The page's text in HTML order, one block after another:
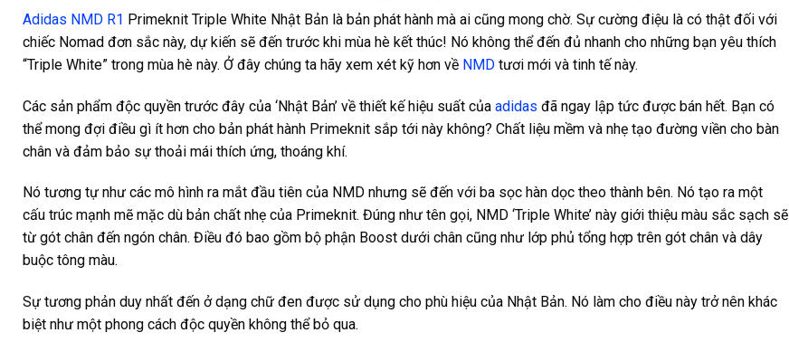
Adidas NMD R1 Primeknit Triple White Nhật Bản là bản phát hành mà ai cũng mong chờ. Sự cường điệu là có thật đối với
chiếc Nomad đơn sắc này, dự kiến ​​sẽ đến trước khi mùa hè kết thúc! Nó không thể đến đủ nhanh cho những bạn yêu thích
“Triple White” trong mùa hè này. Ở đây chúng ta hãy xem xét kỹ hơn về NMD tươi mới và tinh tế này.
Các sản phẩm độc quyền trước đây của ‘Nhật Bản’ về thiết kế hiệu suất của adidas đã ngay lập tức được bán hết. Bạn có
thể mong đợi điều gì ít hơn cho bản phát hành Primeknit sắp tới này không? Chất liệu mềm và nhẹ tạo đường viền cho bàn
chân và đảm bảo sự thoải mái thích ứng, thoáng khí.
Nó tương tự như các mô hình ra mắt đầu tiên của NMD nhưng sẽ đến với ba sọc hàn dọc theo thành bên. Nó tạo ra một
cấu trúc mạnh mẽ mặc dù bản chất nhẹ của Primeknit. Đúng như tên gọi, NMD ‘Triple White’ này giới thiệu màu sắc sạch sẽ
từ gót chân đến ngón chân. Điều đó bao gồm bộ phận Boost dưới chân cũng như lớp phủ tổng hợp trên gót chân và dây
buộc tông màu.
Sự tương phản duy nhất đến ở dạng chữ đen được sử dụng cho phù hiệu của Nhật Bản. Nó làm cho điều này trở nên khác
biệt như một phong cách độc quyền không thể bỏ qua.